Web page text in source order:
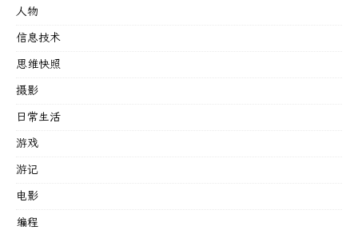
人物
信息技术
思维快照
摄影
日常生活
游戏
游记
电影
编程